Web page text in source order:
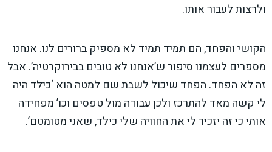
ולרצות לעבור אותו.
הקושי והפחד, הם תמיד תמיד לא מספיק ברורים לנו. אנחנו
מספרים לעצמנו סיפור ש’אנחנו לא טובים בבירוקרטיה’. אבל
זה לא הפחד. הפחד שיכול לשבת שם למטה הוא ‘כילד היה
לי קשה מאד להתרכז ולכן עבודה מול טפסים וכו’ מפחידה
אותי כי זה יזכיר לי את החוויה שלי כילד, שאני מטומטם’.